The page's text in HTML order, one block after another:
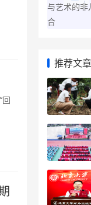
回
推荐文章